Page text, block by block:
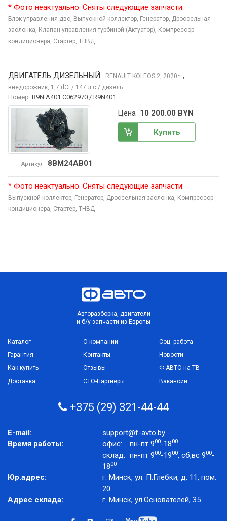
* Фото неактуально. Сняты следующие запчасти:
Блок управления двс, Выпускной коллектор, Генератор, Дроссельная
заслонка, Клапан управления турбиной (Актуатор), Компрессор
кондиционера, Стартер, ТНВД
ДВИГАТЕЛЬ ДИЗЕЛЬНЫЙ RENAULT KOLEOS 2, 2020г. ,
внедорожник, 1,7 dCi / 147 л.с / дизель
Номер: R9N A401 C062970 / R9N401
Артикул 8BM24AB01
Цена 10 200.00 BYN
Купить
* Фото неактуально. Сняты следующие запчасти:
Выпускной коллектор, Генератор, Дроссельная заслонка, Компрессор
кондиционера, Стартер, ТНВД
Авторазборка, двигатели
и б/у запчасти из Европы
Каталог
Гарантия
Как купить
Доставка
О компании
Контакты
Отзывы
СТО-Партнеры
Соц. работа
Новости
Ф-АВТО на ТВ
Вакансии
+375 (29) 321-44-44
E-mail:
support@f-avto.by
Время работы:
офис: пн-пт 900-1800
склад: пн-пт 900-1900, сб,вс 900-
1800
Юр.адрес:
г. Минск, ул. П.Глебки, д. 11, пом.
20
Адрес склада:
г. Минск, ул.Основателей, 35